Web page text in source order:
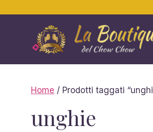
contenuto
Home / Prodotti taggati
unghie